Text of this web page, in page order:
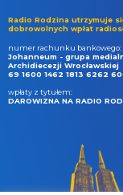
Radio Rodzina utrzymuje
dobrowolnych wpłat
numer rachunku bankowego:
Johanneum - grupa
Archidiecezji Wrocławskiej
69 1600 1462 1813 6262
wpłaty z tytułem:
DAROWIZNA NA RADIO